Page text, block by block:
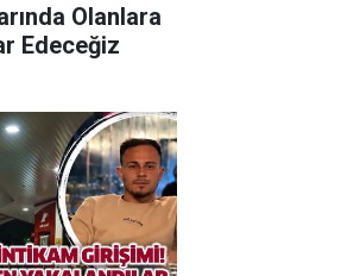
Olanlara
Edeceğiz